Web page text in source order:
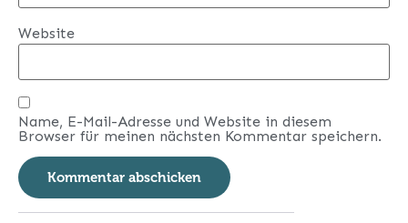
Website
Name, E-Mail-Adresse und Website in diesem
Browser für meinen nächsten Kommentar speichern.